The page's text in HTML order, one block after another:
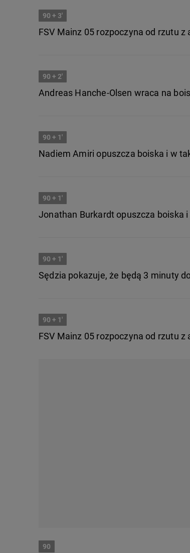
90 + 3'
FSV Mainz 05 rozpoczyna od rzutu z
90 + 2'
Andreas Hanche-Olsen wraca na
90 + 1'
Nadiem Amiri opuszcza boiska i w
90 + 1'
Jonathan Burkardt opuszcza boiska
90 + 1'
Sędzia pokazuje, że będą 3 minuty
90 + 1'
FSV Mainz 05 rozpoczyna od rzutu z
90